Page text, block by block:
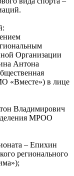
Организации
Антона
«Вместе») в лице
Владимирович
МРОО
– Епихин
регионального